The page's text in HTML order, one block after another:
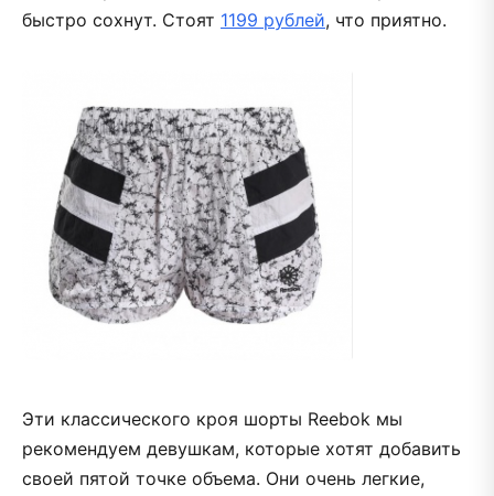
быстро сохнут. Стоят 1199 рублей, что приятно.
Эти классического кроя шорты Reebok мы
рекомендуем девушкам, которые хотят добавить
своей пятой точке объема. Они очень легкие,